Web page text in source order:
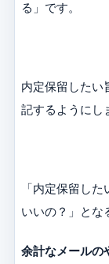
る」です。
内定保留したい
記するようにし
「内定保留し
いいの？」とな
余計なメールの